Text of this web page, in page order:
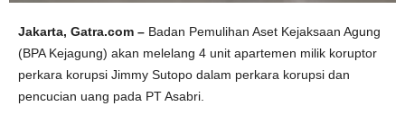
Jakarta, Gatra.com – Badan Pemulihan Aset Kejaksaan Agung
(BPA Kejagung) akan melelang 4 unit apartemen milik koruptor
perkara korupsi Jimmy Sutopo dalam perkara korupsi dan
pencucian uang pada PT Asabri.